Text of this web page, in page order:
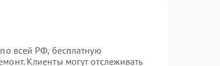
всей РФ, бесплатную
Клиенты могут отслеживать